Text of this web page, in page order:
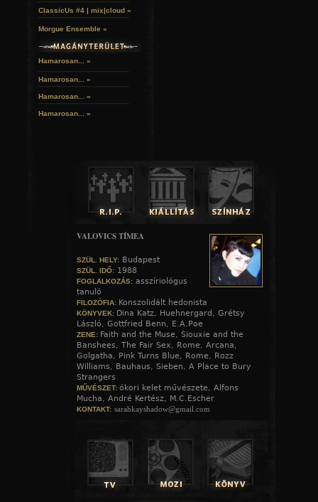
ClassicUs #4 | mix|cloud »
Morgue Ensemble »
Hamarosan... »
Hamarosan... »
Hamarosan... »
Hamarosan... »
VALOVICS TÍMEA
SZÜL. HELY: Budapest
SZÜL. IDŐ: 1988
FOGLALKOZÁS: asszíriológus
tanuló
FILOZÓFIA: Konszolidált hedonista
KÖNYVEK: Dina Katz, Huehnergard, Grétsy
László, Gottfried Benn, E.A.Poe
ZENE: Faith and the Muse, Siouxie and the
Banshees, The Fair Sex, Rome, Arcana,
Golgatha, Pink Turns Blue, Rome, Rozz
Williams, Bauhaus, Sieben, A Place to Bury
Strangers
MŰVÉSZET: ókori kelet művészete, Alfons
Mucha, André Kertész, M.C.Escher
KONTAKT: sarahkayshadow@gmail.com